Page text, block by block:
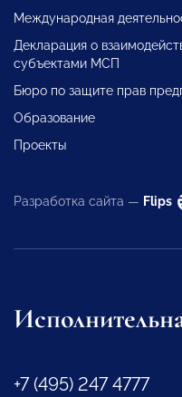
Международная
Декларация о
субъектами МСП
Бюро по защите прав
Образование
Проекты
Разработка сайта — Flips
+7 (495) 247 4777